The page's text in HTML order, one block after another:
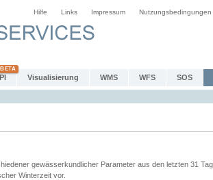
Hilfe Links Impressum Nutzungsbedingungen
Visualisierung WMS WFS SOS
gewässerkundlicher Parameter aus den letzten 31
Winterzeit vor.